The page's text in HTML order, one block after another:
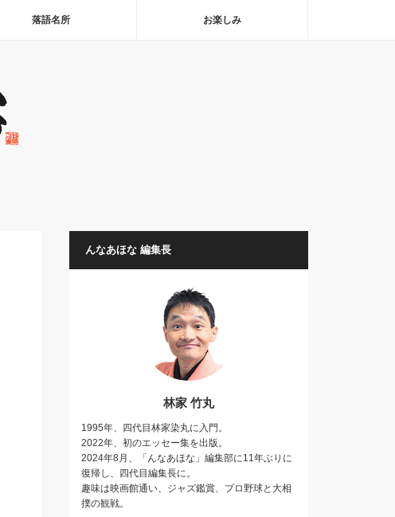
落語名所 お楽しみ
んなあほな 編集長
林家 竹丸
1995年、四代目林家染丸に入門。
2022年、初のエッセー集を出版。
2024年8月、「んなあほな」編集部に11年ぶりに
復帰し、四代目編集長に。
趣味は映画館通い、ジャズ鑑賞、プロ野球と大相
撲の観戦。